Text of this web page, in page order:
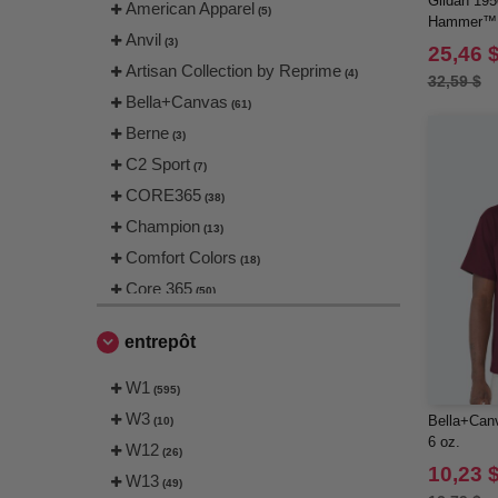
American Apparel (5)
Anvil (3)
Artisan Collection by Reprime (4)
Bella+Canvas (61)
Berne (3)
C2 Sport (7)
CORE365 (38)
Champion (13)
Comfort Colors (18)
Core 365 (50)
EgotierPro
Flexfit (13)
Gildan
Harriton
Independent Trading Co.
entrepôt
W1 (595)
W3 (10)
W12 (26)
W13 (49)
25,46
32,59 $
6 oz.
10,23